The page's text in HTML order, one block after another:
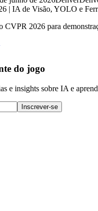
CVPR 2026 para
do jogo
e insights sobre IA e
Inscrever-se